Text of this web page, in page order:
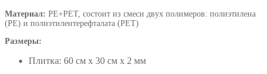
Материал: PE+PET, состоит из смеси двух полимеров: полиэтилена
(PE) и полиэтилентерефталата (PET)
Размеры:
Плитка: 60 см х 30 см х 2 мм